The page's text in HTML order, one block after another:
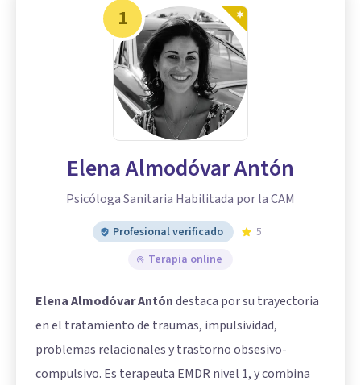
1
Elena Almodóvar Antón
Psicóloga Sanitaria Habilitada por la CAM
Profesional verificado
5
Terapia online
Elena Almodóvar Antóndestaca por su trayectoria
en el tratamiento de traumas, impulsividad,
problemas relacionales y trastorno obsesivo-
compulsivo. Es terapeuta EMDR nivel 1, y combina